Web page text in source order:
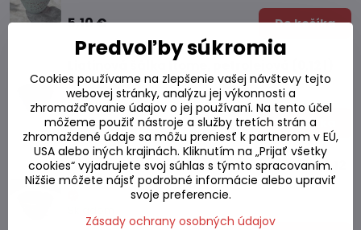
5,10 € Do košíka
Liatinová šálka Itome, petrolejová (0,12 l)
Skladom
5,50 € Do košíka
Liatinová šálka Arare, čierno-medená (0,12
l)
Predvoľby súkromia
Cookies používame na zlepšenie vašej návštevy tejto
webovej stránky, analýzu jej výkonnosti a
zhromažďovanie údajov o jej používaní. Na tento účel
môžeme použiť nástroje a služby tretích strán a
zhromaždené údaje sa môžu preniesť k partnerom v EÚ,
USA alebo iných krajinách. Kliknutím na „Prijať všetky
cookies“ vyjadrujete svoj súhlas s týmto spracovaním.
Nižšie môžete nájsť podrobné informácie alebo upraviť
svoje preferencie.
Zásady ochrany osobných údajov